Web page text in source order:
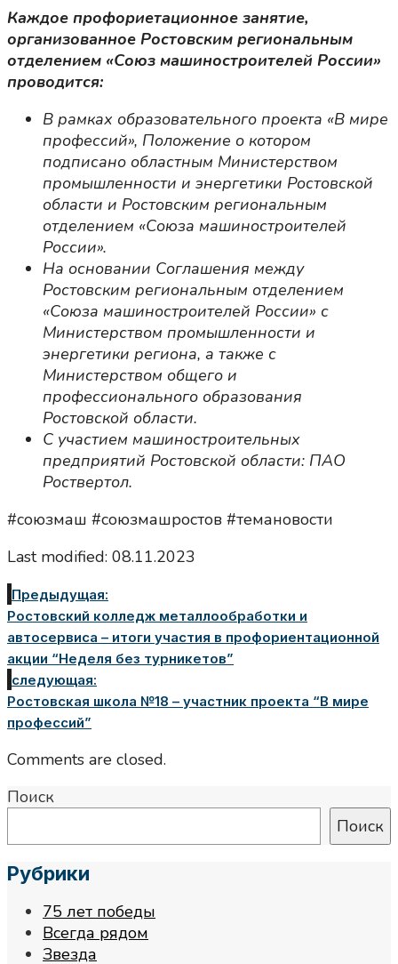
Каждое профориетационное занятие,
организованное Ростовским региональным
отделением «Союз машиностроителей России»
проводится:
В рамках образовательного проекта «В мире
профессий», Положение о котором
подписано областным Министерством
промышленности и энергетики Ростовской
области и Ростовским региональным
отделением «Союза машиностроителей
России».
На основании Соглашения между
Ростовским региональным отделением
«Союза машиностроителей России» с
Министерством промышленности и
энергетики региона, а также с
Министерством общего и
профессионального образования
Ростовской области.
С участием машиностроительных
предприятий Ростовской области: ПАО
Роствертол.
#союзмаш #союзмашростов #темановости
Last modified: 08.11.2023
Предыдущая:
Ростовский колледж металлообработки и
автосервиса – итоги участия в профориентационной
акции “Неделя без турникетов”
следующая:
Ростовская школа №18 – участник проекта “В мире
профессий”
Comments are closed.
Поиск
Поиск
Рубрики
75 лет победы
Всегда рядом
Звезда